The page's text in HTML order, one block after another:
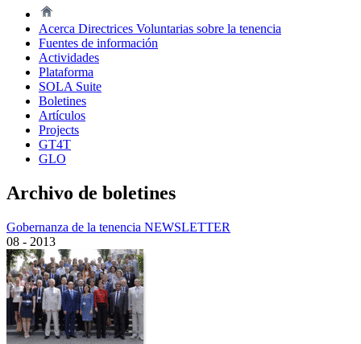
Acerca Directrices Voluntarias sobre la tenencia
Fuentes de información
Actividades
Plataforma
SOLA Suite
Boletines
Artículos
Projects
GT4T
GLO
Archivo de boletines
Gobernanza de la tenencia NEWSLETTER
08 - 2013